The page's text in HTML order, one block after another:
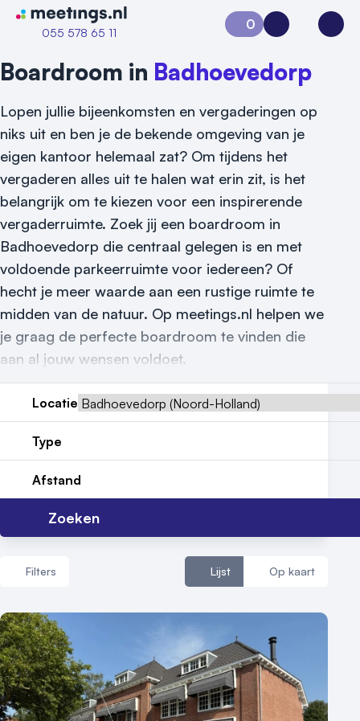
Naar home van Meetings
055 578 65 11
Vraag locatie aan
Locatiegids
Meld locatie aan
Nieuws
Contact
0
Aanvraag 0Inloggen
Boardroom in Badhoevedorp
Lopen jullie bijeenkomsten en vergaderingen op
niks uit en ben je de bekende omgeving van je
eigen kantoor helemaal zat? Om tijdens het
vergaderen alles uit te halen wat erin zit, is het
belangrijk om te kiezen voor een inspirerende
vergaderruimte. Zoek jij een boardroom in
Badhoevedorp die centraal gelegen is en met
voldoende parkeerruimte voor iedereen? Of
hecht je meer waarde aan een rustige ruimte te
midden van de natuur. Op meetings.nl helpen we
je graag de perfecte boardroom te vinden die
aan al jouw wensen voldoet.
Locatie
Type
Afstand
Zoeken
Filters Lijst Op kaart
Aantal zalen
1 - 5 zalen
6 - 10 zalen
10 of meer zalen